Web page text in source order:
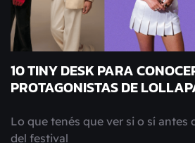
10 TINY DESK PARA
PROTAGONISTAS DE
Lo que tenés que ver si o sí antes
del festival